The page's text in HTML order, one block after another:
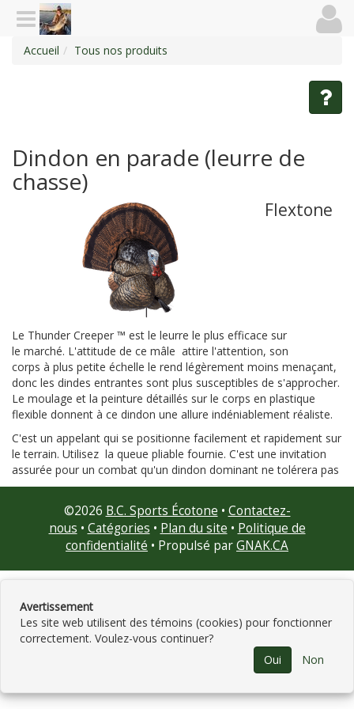
Accueil Tous nos produits
Dindon en parade (leurre de
chasse)
Flextone
Le Thunder Creeper ™ est le leurre le plus efficace sur
le marché. L'attitude de ce mâle attire l'attention, son
corps à plus petite échelle le rend légèrement moins menaçant,
donc les dindes entrantes sont plus susceptibles de s'approcher.
Le moulage et la peinture détaillés sur le corps en plastique
flexible donnent à ce dindon une allure indéniablement réaliste.
C'est un appelant qui se positionne facilement et rapidement sur
le terrain. Utilisez la queue pliable fournie. C'est une invitation
assurée pour un combat qu'un dindon dominant ne tolérera pas
©2026 B.C. Sports Écotone • Contactez-
nous • Catégories • Plan du site • Politique de
confidentialité • Propulsé parGNAK.CA
Avertissement
Les site web utilisent des témoins (cookies) pour fonctionner
correctement. Voulez-vous continuer?
Oui
Non